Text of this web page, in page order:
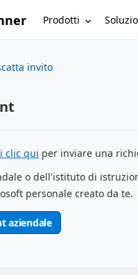
Prodotti
invito
clic qui per inviare una
o dell'istituto di
personale creato da te.
aziendale